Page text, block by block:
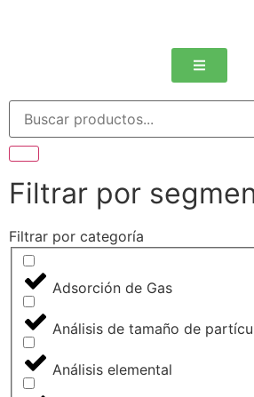
Filtrar por
Filtrar por categoría
Adsorción de Gas
Análisis de tamaño de
Análisis elemental